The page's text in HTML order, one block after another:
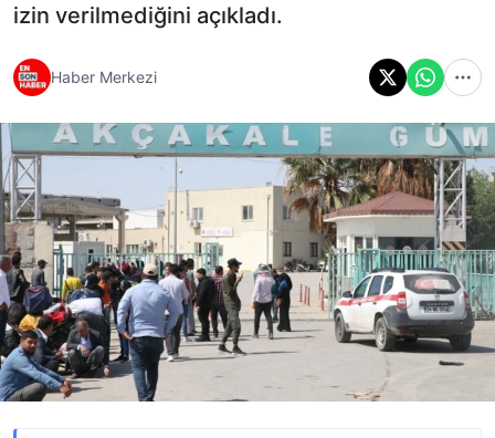
izin verilmediğini açıkladı.
Haber Merkezi